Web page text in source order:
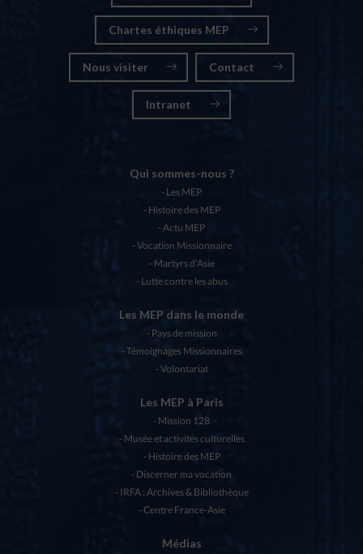
Chartes éthiques MEP
Nous visiter Contact
Intranet
Qui sommes-nous ?
Les MEP
Histoire des MEP
Actu MEP
Vocation Missionnaire
Martyrs d’Asie
Lutte contre les abus
Les MEP dans le monde
Pays de mission
Témoignages Missionnaires
Volontariat
Les MEP à Paris
Mission 128
Musée et activités culturelles
Histoire des MEP
Discerner ma vocation
IRFA : Archives & Bibliothèque
Centre France-Asie
Médias